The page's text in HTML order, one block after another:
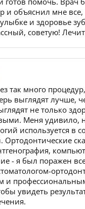
и объяснил мне
и здоровье
советую!
так много
выглядят лучше,
не только
Меня удивило,
используется в
Ортодонтические
- я был поражен
и
увидеть